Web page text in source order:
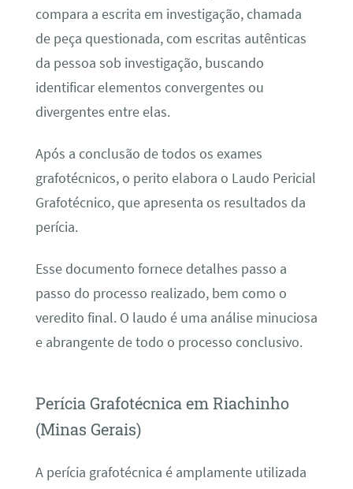
compara a escrita em investigação, chamada
de peça questionada, com escritas autênticas
da pessoa sob investigação, buscando
identificar elementos convergentes ou
divergentes entre elas.
Após a conclusão de todos os exames
grafotécnicos, o perito elabora o Laudo Pericial
Grafotécnico, que apresenta os resultados da
perícia.
Esse documento fornece detalhes passo a
passo do processo realizado, bem como o
veredito final. O laudo é uma análise minuciosa
e abrangente de todo o processo conclusivo.
Perícia Grafotécnica em Riachinho
(Minas Gerais)
A perícia grafotécnica é amplamente utilizada